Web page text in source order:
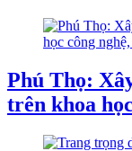
Phú Thọ:
trên khoa